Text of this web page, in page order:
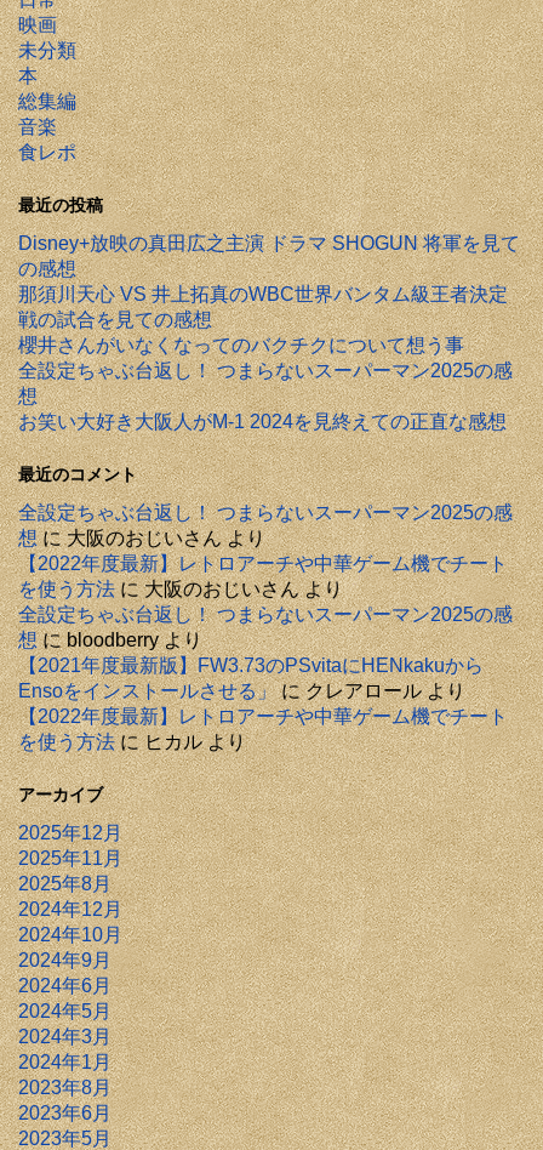
映画
未分類
本
総集編
音楽
食レポ
最近の投稿
Disney+放映の真田広之主演 ドラマ SHOGUN 将軍を見て
の感想
那須川天心 VS 井上拓真のWBC世界バンタム級王者決定
戦の試合を見ての感想
櫻井さんがいなくなってのバクチクについて想う事
全設定ちゃぶ台返し！ つまらないスーパーマン2025の感
想
お笑い大好き大阪人がM-1 2024を見終えての正直な感想
最近のコメント
全設定ちゃぶ台返し！ つまらないスーパーマン2025の感
想に大阪のおじいさんより
【2022年度最新】レトロアーチや中華ゲーム機でチート
を使う方法に大阪のおじいさんより
全設定ちゃぶ台返し！ つまらないスーパーマン2025の感
想にbloodberryより
【2021年度最新版】FW3.73のPSvitaにHENkakuから
Ensoをインストールさせる」にクレアロールより
【2022年度最新】レトロアーチや中華ゲーム機でチート
を使う方法にヒカルより
アーカイブ
2025年12月
2025年11月
2025年8月
2024年12月
2024年10月
2024年9月
2024年6月
2024年5月
2024年3月
2024年1月
2023年8月
2023年6月
2023年5月